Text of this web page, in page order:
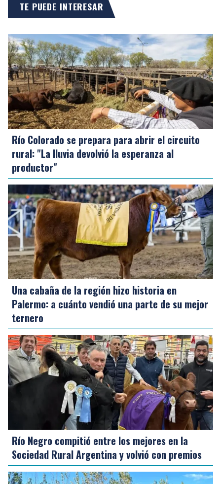
TE PUEDE INTERESAR
Río Colorado se prepara para abrir el circuito
rural: "La lluvia devolvió la esperanza al
productor"
Una cabaña de la región hizo historia en
Palermo: a cuánto vendió una parte de su mejor
ternero
Río Negro compitió entre los mejores en la
Sociedad Rural Argentina y volvió con premios